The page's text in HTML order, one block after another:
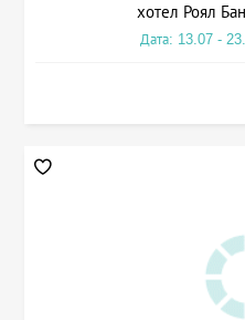
хотел Роял
Дата: 13.07 -